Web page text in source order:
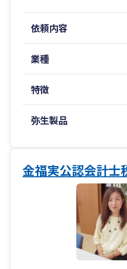
化、マニュアル化、組織化
献可能です。
で企業の経理業務を約３０
理業務としては金商法決算
対応、予算管理、原価計算
業、卸売業、小売業、飲食
産業、ソフト開発業等幅広
企業規模は1000万円から上
アピールポイント
素早く、丁寧に対応いたし
長期的に事業が拡大できる
依頼内容
業種
特徴
弥生製品
金福実公認会計士